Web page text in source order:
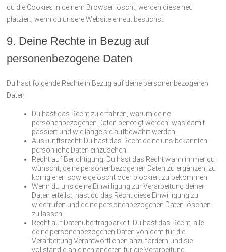
du die Cookies in deinem Browser löscht, werden diese neu
platziert, wenn du unsere Website erneut besuchst.
9. Deine Rechte in Bezug auf
personenbezogene Daten
Du hast folgende Rechte in Bezug auf deine personenbezogenen
Daten:
Du hast das Recht zu erfahren, warum deine
personenbezogenen Daten benötigt werden, was damit
passiert und wie lange sie aufbewahrt werden.
Auskunftsrecht: Du hast das Recht deine uns bekannten
persönliche Daten einzusehen.
Recht auf Berichtigung: Du hast das Recht wann immer du
wünscht, deine personenbezogenen Daten zu ergänzen, zu
korrigieren sowie gelöscht oder blockiert zu bekommen.
Wenn du uns deine Einwilligung zur Verarbeitung deiner
Daten erteilst, hast du das Recht diese Einwilligung zu
widerrufen und deine personenbezogenen Daten löschen
zu lassen.
Recht auf Datenübertragbarkeit: Du hast das Recht, alle
deine personenbezogenen Daten von dem für die
Verarbeitung Verantwortlichen anzufordern und sie
vollständig an einen anderen für die Verarbeitung